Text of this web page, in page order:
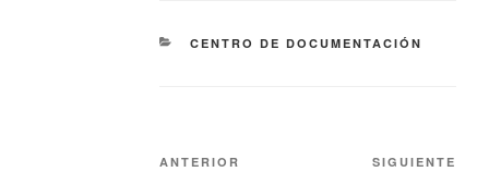
CENTRO DE DOCUMENTACIÓN
ANTERIOR SIGUIENTE